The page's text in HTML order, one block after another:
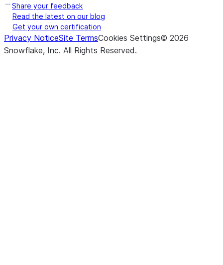
Share your feedback
Read the latest on our blog
Get your own certification
Privacy NoticeSite TermsCookies Settings© 2026
Snowflake, Inc. All Rights Reserved.